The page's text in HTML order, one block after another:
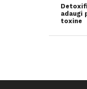
adaugi
toxine